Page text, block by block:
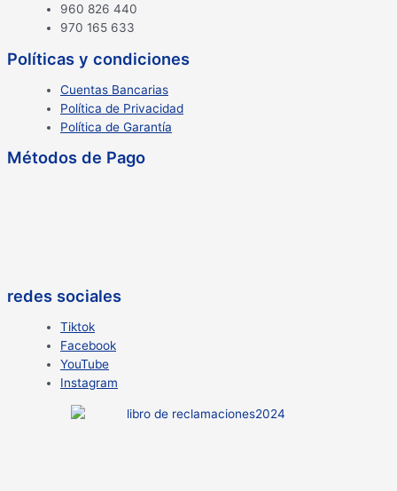
960 826 440
970 165 633
Políticas y condiciones
Cuentas Bancarias
Política de Privacidad
Política de Garantía
Métodos de Pago
redes sociales
Tiktok
Facebook
YouTube
Instagram